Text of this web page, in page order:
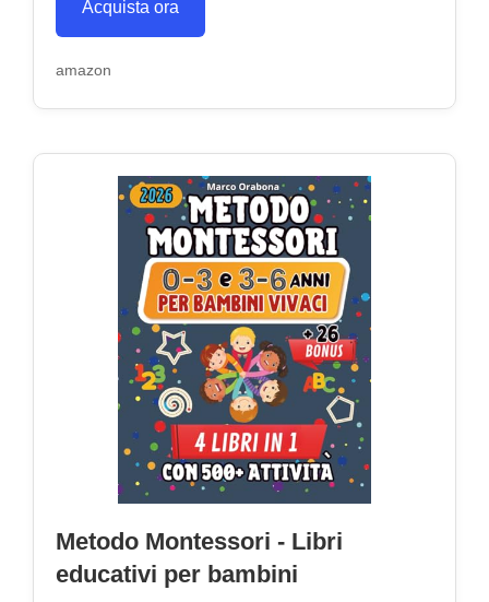
Acquista ora
amazon
Metodo Montessori - Libri
educativi per bambini